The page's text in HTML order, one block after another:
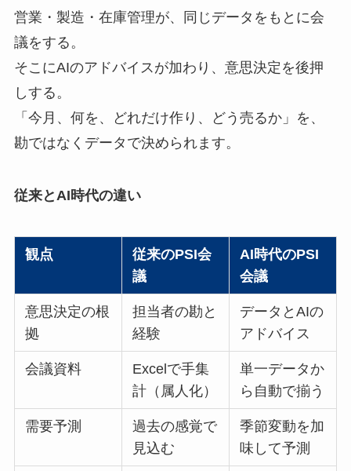
営業・製造・在庫管理が、同じデータをもとに会
議をする。
そこにAIのアドバイスが加わり、意思決定を後押
しする。
「今月、何を、どれだけ作り、どう売るか」を、
勘ではなくデータで決められます。
従来とAI時代の違い
観点
従来のPSI会
議
AI時代のPSI
会議
意思決定の根
拠
担当者の勘と
経験
データとAIの
アドバイス
会議資料
Excelで手集
計（属人化）
単一データか
ら自動で揃う
需要予測
過去の感覚で
見込む
季節変動を加
味して予測